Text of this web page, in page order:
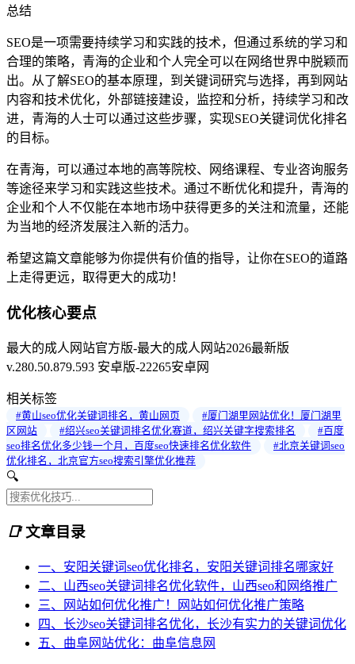
总结
SEO是一项需要持续学习和实践的技术，但通过系统的学习和
合理的策略，青海的企业和个人完全可以在网络世界中脱颖而
出。从了解SEO的基本原理，到关键词研究与选择，再到网站
内容和技术优化，外部链接建设，监控和分析，持续学习和改
进，青海的人士可以通过这些步骤，实现SEO关键词优化排名
的目标。
在青海，可以通过本地的高等院校、网络课程、专业咨询服务
等途径来学习和实践这些技术。通过不断优化和提升，青海的
企业和个人不仅能在本地市场中获得更多的关注和流量，还能
为当地的经济发展注入新的活力。
希望这篇文章能够为你提供有价值的指导，让你在SEO的道路
上走得更远，取得更大的成功！
优化核心要点
最大的成人网站官方版-最大的成人网站2026最新版
v.280.50.879.593 安卓版-22265安卓网
相关标签
#黄山seo优化关键词排名，黄山网页
#厦门湖里网站优化！厦门湖里
区网站
#绍兴seo关键词排名优化赛道，绍兴关键字搜索排名
#百度
seo排名优化多少钱一个月，百度seo快速排名优化软件
#北京关键词seo
优化排名，北京官方seo搜索引擎优化推荐
🔍
📑文章目录
一、安阳关键词seo优化排名，安阳关键词排名哪家好
二、山西seo关键词排名优化软件，山西seo和网络推广
三、网站如何优化推广！网站如何优化推广策略
四、长沙seo关键词排名优化，长沙有实力的关键词优化
五、曲阜网站优化：曲阜信息网